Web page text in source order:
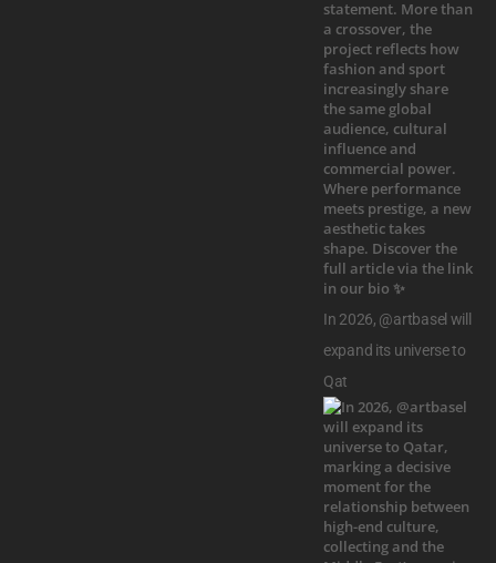
In 2026, @artbasel will
expand its universe to
Qat